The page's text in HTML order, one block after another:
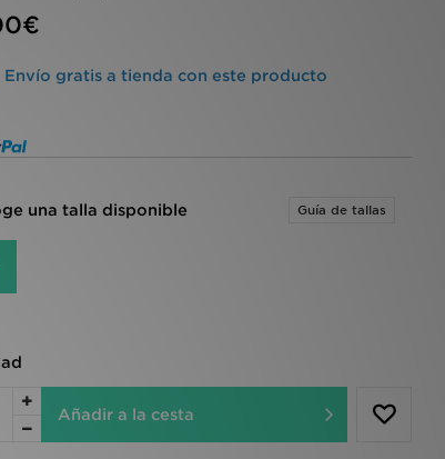
Envío gratis a tienda con este producto
una talla disponible Guía de tallas
Añadir a la cesta